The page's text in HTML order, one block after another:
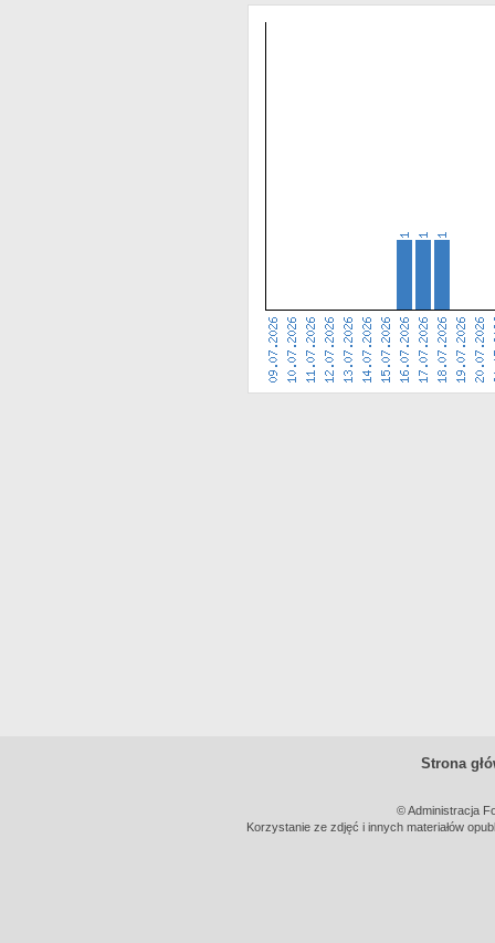
Strona
© Administracja
Korzystanie ze zdjęć i innych materiałów